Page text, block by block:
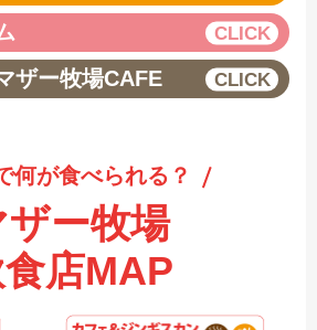
ザー牧場CAFE
何が食べられる？
ザー牧場
店MAP